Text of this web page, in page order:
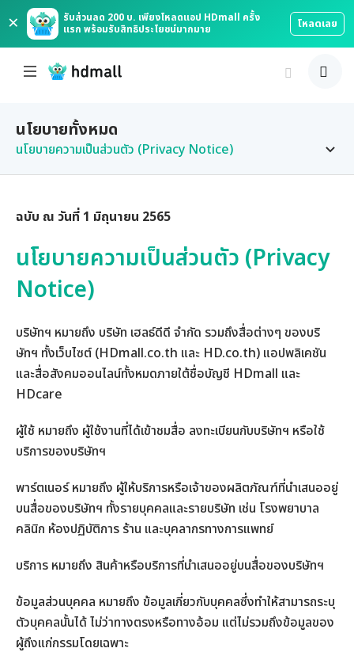
×
รับส่วนลด 200 บ. เพียงโหลดแอป HDmall ครั้ง
แรก พร้อมรับสิทธิประโยชน์มากมาย
โหลดเลย
นโยบายทั้งหมด
นโยบายความเป็นส่วนตัว (Privacy Notice)
นโยบายการคืนเงินของ HDmall
นโยบายการใช้คูปองส่วนลดของ HDmall
นโยบายการใช้บริการ HDmall Go
นโยบายการใช้บริการของ HDcare
เงื่อนไขและนโยบายสมาชิก HD
ฉบับ ณ วันที่ 1 มิถุนายน 2565
นโยบายความเป็นส่วนตัว (Privacy
Notice)
บริษัทฯ หมายถึง บริษัท เฮลธ์ดีดี จำกัด รวมถึงสื่อต่างๆ ของบริ
ษัทฯ ทั้งเว็บไซต์ (HDmall.co.th และ HD.co.th) แอปพลิเคชัน
และสื่อสังคมออนไลน์ทั้งหมดภายใต้ชื่อบัญชี HDmall และ
HDcare
ผู้ใช้ หมายถึง ผู้ใช้งานที่ได้เข้าชมสื่อ ลงทะเบียนกับบริษัทฯ หรือใช้
บริการของบริษัทฯ
พาร์ตเนอร์ หมายถึง ผู้ให้บริการหรือเจ้าของผลิตภัณฑ์ที่นำเสนออยู่
บนสื่อของบริษัทฯ ทั้งรายบุคคลและรายบริษัท เช่น โรงพยาบาล
คลินิก ห้องปฏิบัติการ ร้าน และบุคลากรทางการแพทย์
บริการ หมายถึง สินค้าหรือบริการที่นำเสนออยู่บนสื่อของบริษัทฯ
ข้อมูลส่วนบุคคล หมายถึง ข้อมูลเกี่ยวกับบุคคลซึ่งทำให้สามารถระบุ
ตัวบุคคลนั้นได้ ไม่ว่าทางตรงหรือทางอ้อม แต่ไม่รวมถึงข้อมูลของ
ผู้ถึงแก่กรรมโดยเฉพาะ